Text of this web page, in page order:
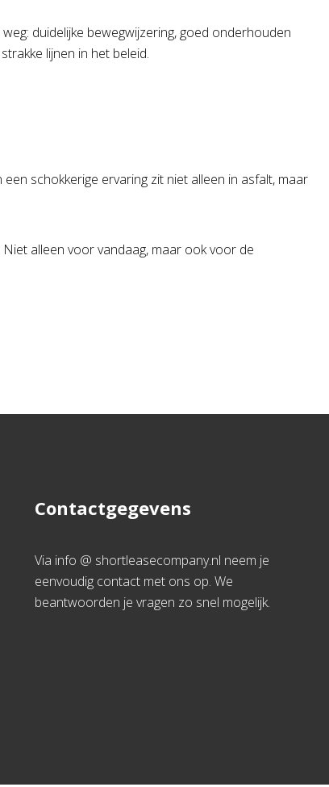
duidelijke bewegwijzering, goed onderhouden
lijnen in het beleid.
schokkerige ervaring zit niet alleen in asfalt, maar
alleen voor vandaag, maar ook voor de
Contactgegevens
Via info @ shortleasecompany.nl neem je
eenvoudig contact met ons op. We
beantwoorden je vragen zo snel mogelijk.